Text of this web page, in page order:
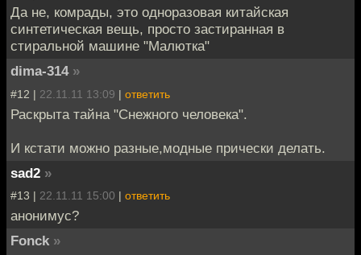
Да не, комрады, это одноразовая китайская
синтетическая вещь, просто застиранная в
стиральной машине "Малютка"
dima-314 »
#12 | 22.11.11 13:09 | ответить
Раскрыта тайна "Снежного человека".
И кстати можно разные,модные прически делать.
sad2 »
#13 | 22.11.11 15:00 | ответить
анонимус?
Fonck »